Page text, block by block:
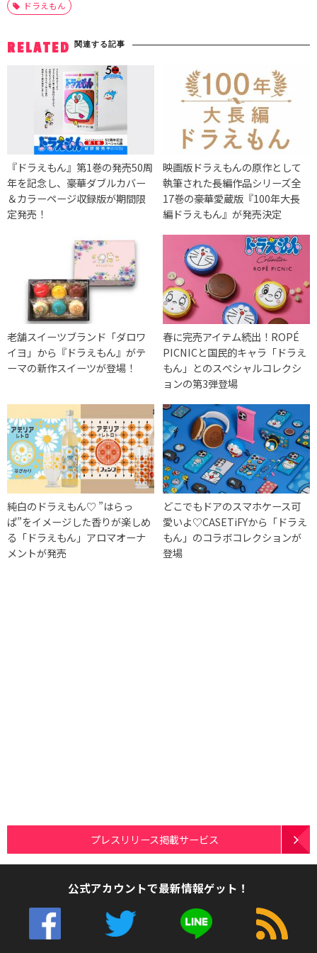
ドラえもん
RELATED 関連する記事
『ドラえもん』第1巻の発売50周
年を記念し、豪華ダブルカバー
＆カラーページ収録版が期間限
定発売！
映画版ドラえもんの原作として
執筆された長編作品シリーズ全
17巻の豪華愛蔵版『100年大長
編ドラえもん』が発売決定
老舗スイーツブランド「ダロワ
イヨ」から『ドラえもん』がテ
ーマの新作スイーツが登場！
春に完売アイテム続出！ROPÉ
PICNICと国民的キャラ「ドラえ
もん」とのスぺシャルコレクシ
ョンの第3弾登場
純白のドラえもん♡ ”はらっ
ぱ”をイメージした香りが楽しめ
る「ドラえもん」アロマオーナ
メントが発売
どこでもドアのスマホケース可
愛いよ♡CASETiFYから「ドラえ
もん」のコラボコレクションが
登場
プレスリリース掲載サービス
公式アカウントで最新情報ゲット！